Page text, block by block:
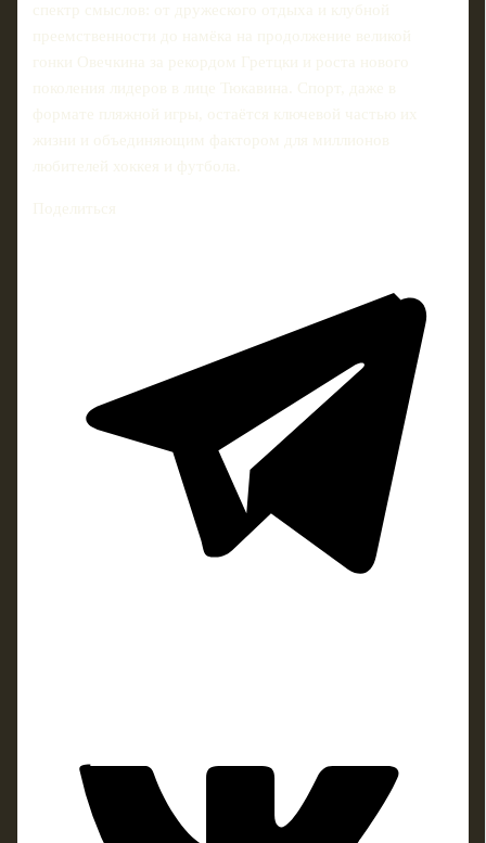
спектр смыслов: от дружеского отдыха и клубной
преемственности до намёка на продолжение великой
гонки Овечкина за рекордом Гретцки и роста нового
поколения лидеров в лице Тюкавина. Спорт, даже в
формате пляжной игры, остаётся ключевой частью их
жизни и объединяющим фактором для миллионов
любителей хоккея и футбола.
Поделиться